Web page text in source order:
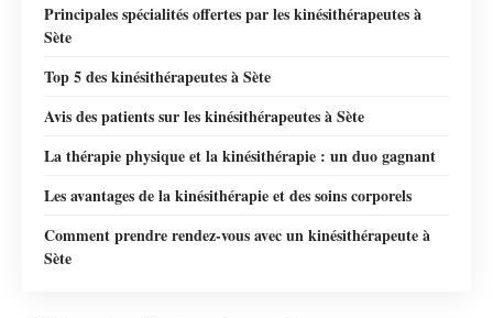
Principales spécialités offertes par les kinésithérapeutes à
Sète
Top 5 des kinésithérapeutes à Sète
Avis des patients sur les kinésithérapeutes à Sète
La thérapie physique et la kinésithérapie : un duo gagnant
Les avantages de la kinésithérapie et des soins corporels
Comment prendre rendez-vous avec un kinésithérapeute à
Sète